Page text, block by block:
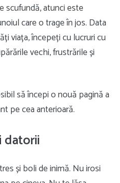
scufundă, atunci este
care o trage în jos. Data
viața, începeți cu lucruri cu
vechi, frustrările și
să începi o nouă pagină a
pe cea anterioară.
datorii
și boli de inimă. Nu irosi